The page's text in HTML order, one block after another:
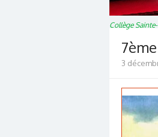
Collège
3